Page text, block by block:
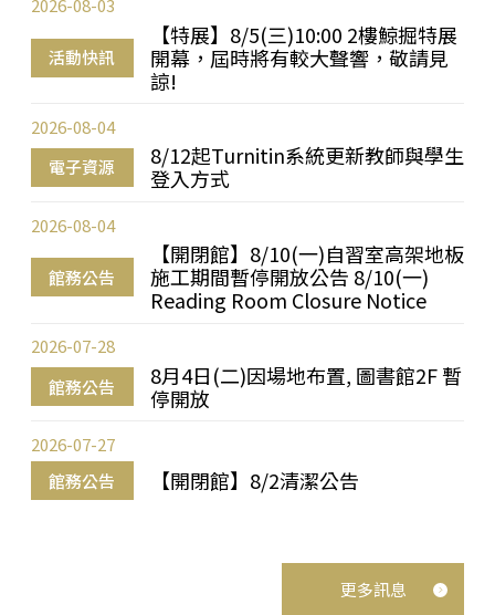
活動快訊
【特展】8/5(三)10:00 2樓鯨掘特展
開幕，屆時將有較大聲響，敬請見
諒!
2026-08-03
電子資源
8/12起Turnitin系統更新教師與學生
登入方式
2026-08-04
館務公告
【開閉館】8/10(一)自習室高架地板
施工期間暫停開放公告 8/10(一)
Reading Room Closure Notice
2026-08-04
館務公告
8月4日(二)因場地布置, 圖書館2F 暫
停開放
2026-07-28
館務公告 【開閉館】8/2清潔公告
2026-07-27
更多訊息